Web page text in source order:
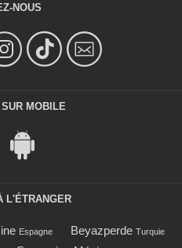
NOUS
MOBILE
L'ÉTRANGER
Espagne Beyazperde Turquie